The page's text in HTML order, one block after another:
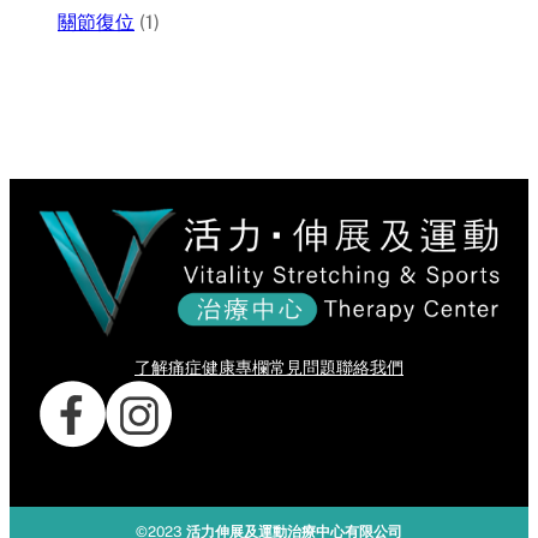
關節復位 (1)
了解痛症健康專欄常見問題聯絡我們
©2023 活力伸展及運動治療中心有限公司